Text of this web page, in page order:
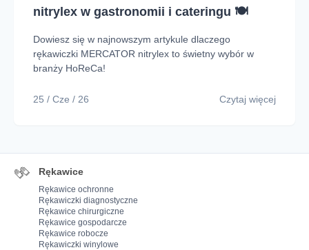
nitrylex w gastronomii i cateringu 🍽️
Dowiesz się w najnowszym artykule dlaczego
rękawiczki MERCATOR nitrylex to świetny wybór w
branży HoReCa!
25 / Cze / 26 Czytaj więcej
Rękawice
Rękawice ochronne
Rękawiczki diagnostyczne
Rękawice chirurgiczne
Rękawice gospodarcze
Rękawice robocze
Rękawiczki winylowe